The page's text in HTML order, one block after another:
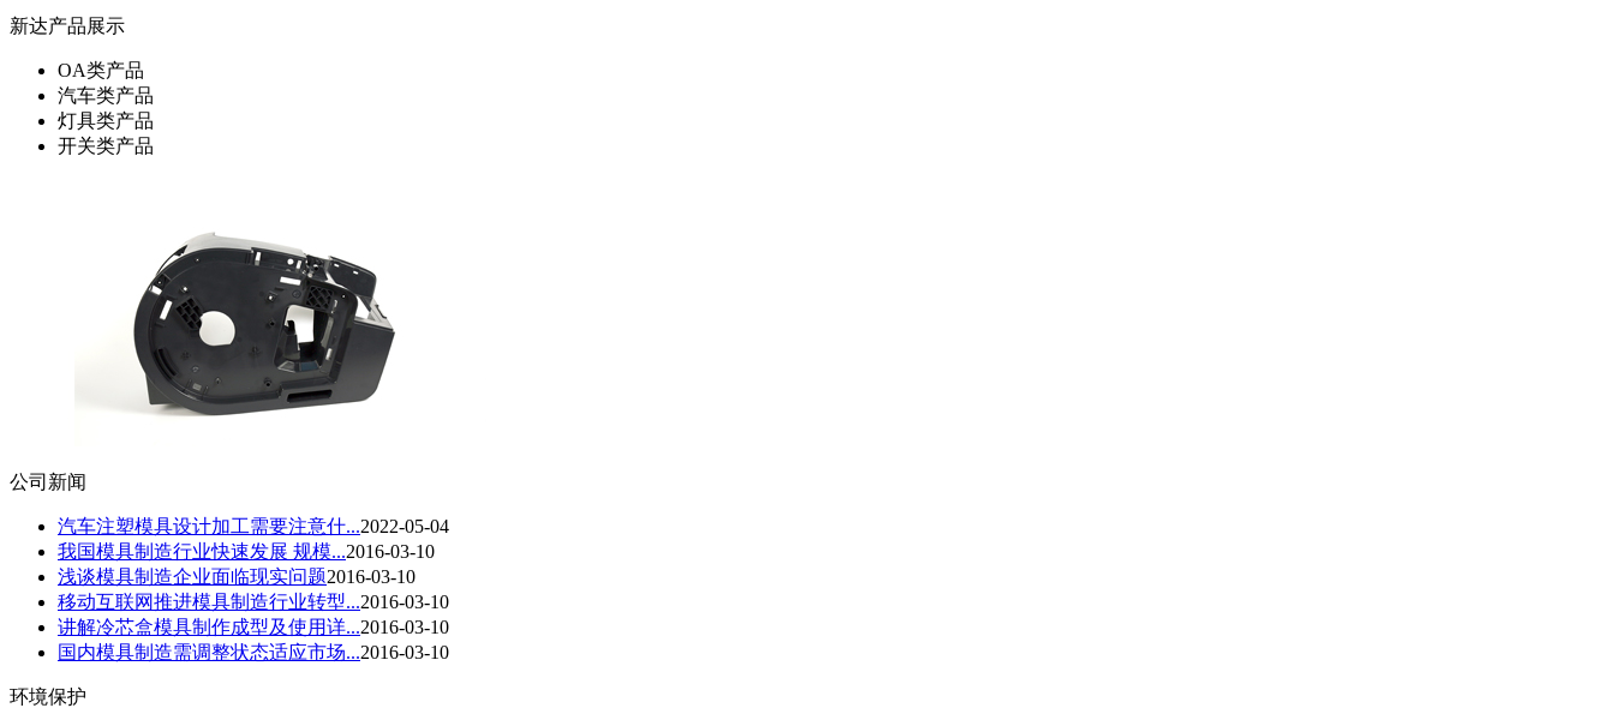
新达产品展示
OA类产品
汽车类产品
灯具类产品
开关类产品
公司新闻
汽车注塑模具设计加工需要注意什...2022-05-04
我国模具制造行业快速发展 规模...2016-03-10
浅谈模具制造企业面临现实问题2016-03-10
移动互联网推进模具制造行业转型...2016-03-10
讲解冷芯盒模具制作成型及使用详...2016-03-10
国内模具制造需调整状态适应市场...2016-03-10
环境保护